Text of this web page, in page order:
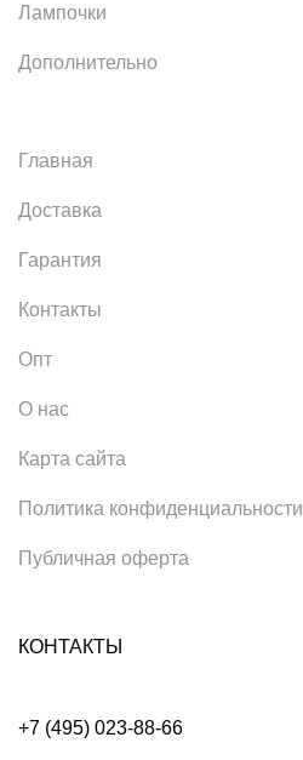
Лампочки
Дополнительно
Главная
Доставка
Гарантия
Контакты
Опт
О нас
Карта сайта
Политика конфиденциальности
Публичная оферта
КОНТАКТЫ
+7 (495) 023-88-66